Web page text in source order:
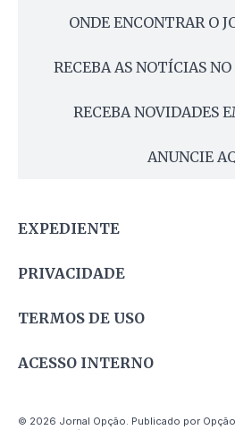
ONDE ENCONTRAR O
RECEBA AS NOTÍCIAS
RECEBA NOVIDADES
ANUNCIE
EXPEDIENTE
PRIVACIDADE
TERMOS DE USO
ACESSO INTERNO
© 2026 Jornal Opção. Publicado por